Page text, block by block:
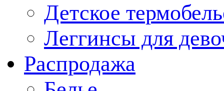
Детское
Леггинсы для
Распродажа